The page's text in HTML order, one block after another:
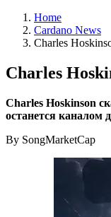
Home
Cardano News
Charles
Charles
Charles Hoskinson
останется
By SongMarketCap